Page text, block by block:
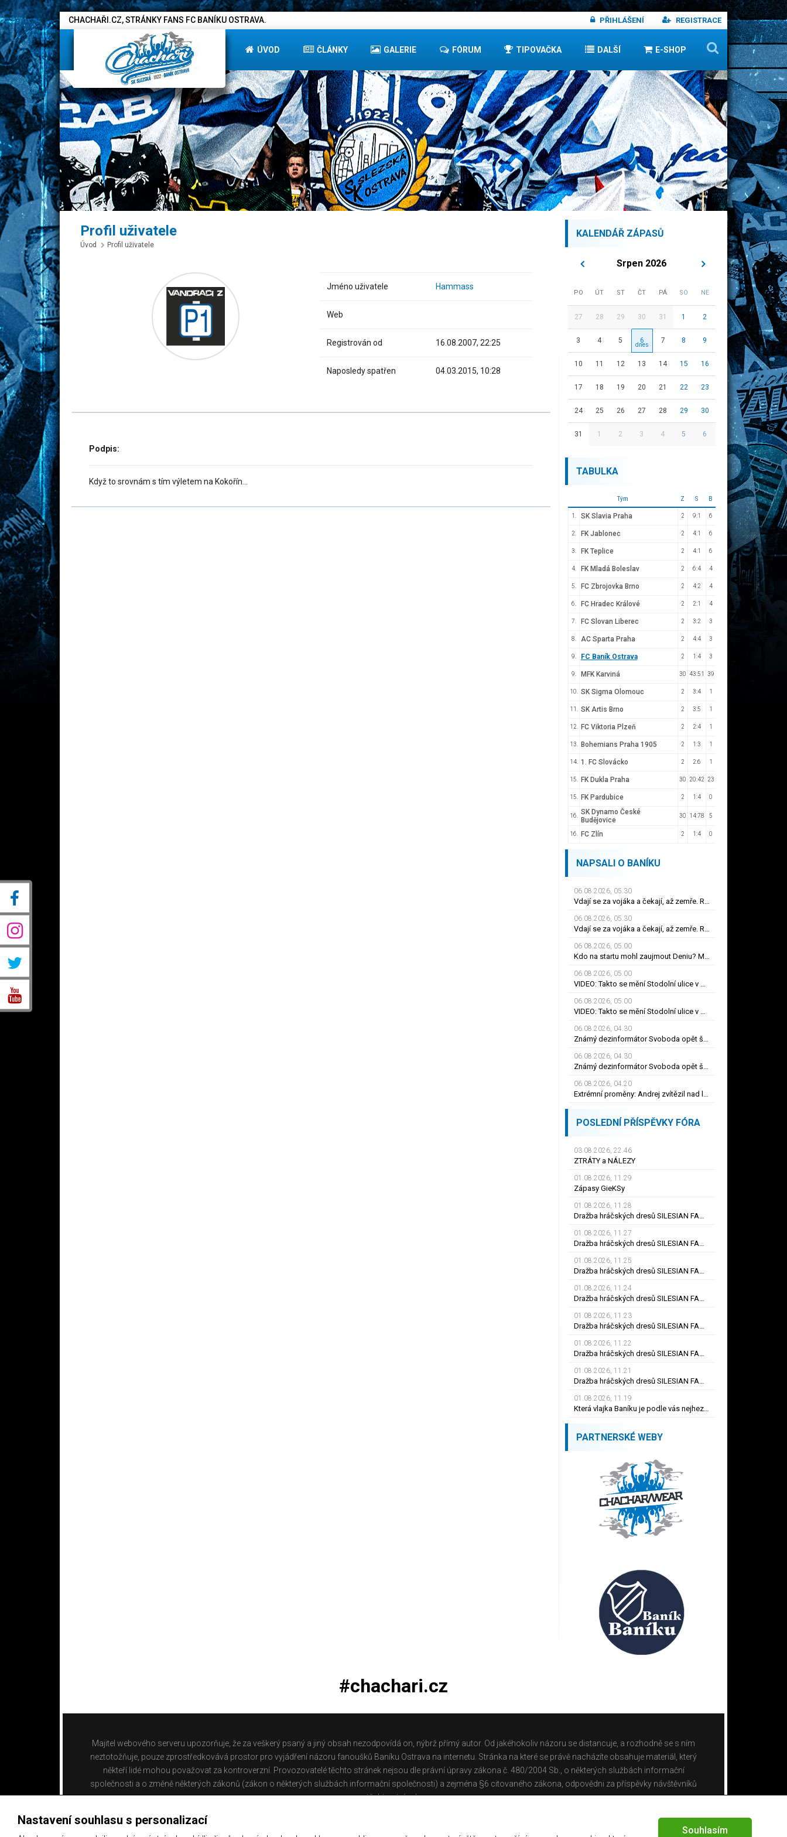
CHACHAŘI.CZ, STRÁNKY FANS FC BANÍKU OSTRAVA. PŘIHLÁŠENÍ REGISTRACE
ÚVOD ČLÁNKY GALERIE FÓRUM TIPOVAČKA DALŠÍ E-SHOP
Profil uživatele
Úvod Profil uživatele
Jméno uživatele Hammass
Web
Registrován od 16.08.2007, 22:25
Naposledy spatřen 04.03.2015, 10:28
Podpis:
Když to srovnám s tím výletem na Kokořín...
KALENDÁŘ ZÁPASŮ
Srpen 2026
PO ÚT ST ČT PÁ SO NE
27 28 29 30 31 1 2
3 4 5 6 7 8 9
10 11 12 13 14 15 16
17 18 19 20 21 22 23
24 25 26 27 28 29 30
31 1 2 3 4 5 6
TABULKA
Tým Z S B
1. SK Slavia Praha 2 9:1 6
2. FK Jablonec 2 4:1 6
3. FK Teplice 2 4:1 6
4. FK Mladá Boleslav 2 6:4 4
5. FC Zbrojovka Brno 2 4:2 4
6. FC Hradec Králové 2 2:1 4
7. FC Slovan Liberec 2 3:2 3
8. AC Sparta Praha 2 4:4 3
9. FC Baník Ostrava 2 1:4 3
9. MFK Karviná 30 43:51 39
10. SK Sigma Olomouc 2 3:4 1
11. SK Artis Brno 2 3:5 1
12. FC Viktoria Plzeň 2 2:4 1
13. Bohemians Praha 1905 2 1:3 1
14. 1. FC Slovácko 2 2:6 1
15. FK Dukla Praha 30 20:42 23
15. FK Pardubice 2 1:4 0
16.
SK Dynamo České
Budějovice
30 14:78 5
16. FC Zlín 2 1:4 0
NAPSALI O BANÍKU
06.08.2026, 05.30
Vdají se za vojáka a čekají, až zemře. Rusové řeší problém s černými vdovami
06.08.2026, 05.30
Vdají se za vojáka a čekají, až zemře. Rusové řeší problém s černými vdovami
06.08.2026, 05.00
Kdo na startu mohl zaujmout Deniu? Motory „S“, duo Zbrojovky i lídři pohárových zástupců
06.08.2026, 05.00
VIDEO: Takto se mění Stodolní ulice v Ostravě, nová rezidence už roste do výšky
06.08.2026, 05.00
VIDEO: Takto se mění Stodolní ulice v Ostravě, nová rezidence už roste do výšky
06.08.2026, 04.30
Známý dezinformátor Svoboda opět šíří lži, nyní o Evě Decroix a bitcoinové kauze
06.08.2026, 04.30
Známý dezinformátor Svoboda opět šíří lži, nyní o Evě Decroix a bitcoinové kauze
06.08.2026, 04.20
Extrémní proměny: Andrej zvítězil nad leností, za rok zhubl 116 kilo
POSLEDNÍ PŘÍSPĚVKY FÓRA
03.08.2026, 22.46
ZTRÁTY a NÁLEZY
01.08.2026, 11.29
Zápasy GieKSy
01.08.2026, 11.28
Dražba hráčských dresů SILESIAN FAMILY - #25 Robert SADOWSKI
01.08.2026, 11.27
Dražba hráčských dresů SILESIAN FAMILY - #22
01.08.2026, 11.25
Dražba hráčských dresů SILESIAN FAMILY - #6
01.08.2026, 11.24
Dražba hráčských dresů SILESIAN FAMILY - #21 Jiří KLÍMA
01.08.2026, 11.23
Dražba hráčských dresů SILESIAN FAMILY - #19 Dyjan Carlos de AZEVEDO
01.08.2026, 11.22
Dražba hráčských dresů SILESIAN FAMILY - #5 Adam JÁNOŠ
01.08.2026, 11.21
Dražba hráčských dresů SILESIAN FAMILY - #1 Viktor BUDÍNSKÝ
01.08.2026, 11.19
Která vlajka Baníku je podle vás nejhezčí ?
PARTNERSKÉ WEBY
#chachari.cz
Majitel webového serveru upozorňuje, že za veškerý psaný a jiný obsah nezodpovídá on, nýbrž přímý autor. Od jakéhokoliv názoru se distancuje, a rozhodně se s ním
neztotožňuje, pouze zprostředkovává prostor pro vyjádření názoru fanoušků Baníku Ostrava na internetu. Stránka na které se právě nacházíte obsahuje materiál, který
někteří lidé mohou považovat za kontroverzní. Provozovatelé těchto stránek nejsou dle právní úpravy zákona č. 480/2004 Sb., o některých službách informační
společnosti a o změně některých zákonů (zákon o některých službách informační společnosti) a zejména §6 citovaného zákona, odpovědni za příspěvky návštěvníků
těchto stránek.
Nastavení souhlasu s personalizací
Souhlasím